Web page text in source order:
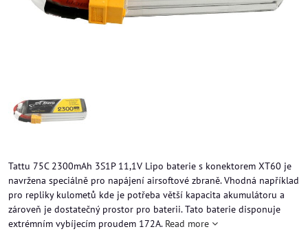
Tattu 75C 2300mAh 3S1P 11,1V Lipo baterie s konektorem XT60 je
navržena speciálně pro napájení airsoftové zbraně. Vhodná například
pro repliky kulometů kde je potřeba větší kapacita akumulátoru a
zároveň je dostatečný prostor pro baterii. Tato baterie disponuje
extrémním vybíjecím proudem 172A. Read more